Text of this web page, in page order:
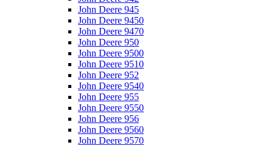
John Deere 945
John Deere 9450
John Deere 9470
John Deere 950
John Deere 9500
John Deere 9510
John Deere 952
John Deere 9540
John Deere 955
John Deere 9550
John Deere 956
John Deere 9560
John Deere 9570